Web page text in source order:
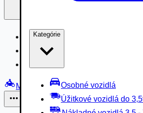
Kategórie
Osobné vozidlá
Úžitkové vozidlá do
Nákladné vozidlá 3,5 - 7,5t
Nákladné vozidlá nad 7,5t
Motocykle